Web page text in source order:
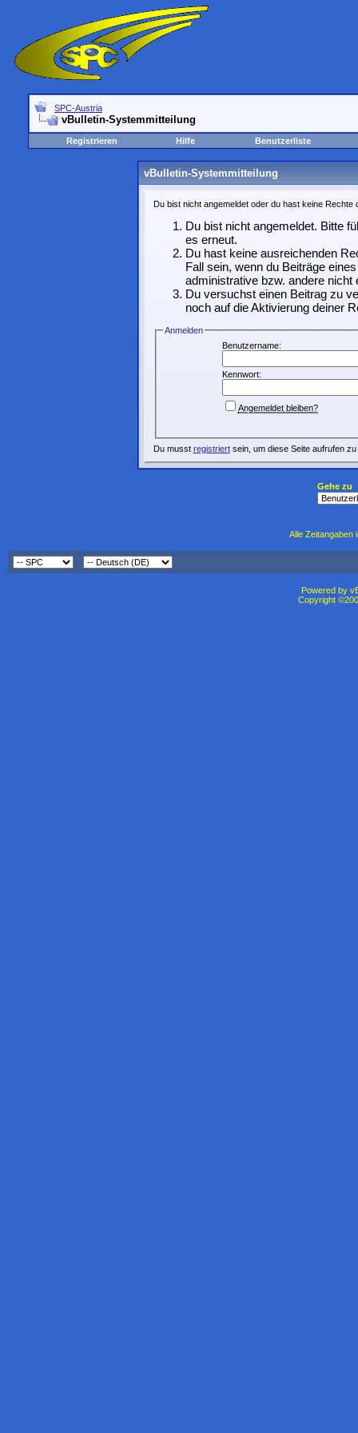
SPC-Austria
vBulletin-Systemmitteilung
Registrieren Hilfe Benutzerliste
vBulletin-Systemmitteilung
Du bist nicht angemeldet oder du hast keine
Du bist nicht angemeldet. Bitte
es erneut.
Du hast keine ausreichenden
Fall sein, wenn du Beiträge
administrative bzw. andere nicht
Du versuchst einen Beitrag zu
noch auf die Aktivierung deiner
Anmelden
Benutzername:
Kennwort:
Angemeldet bleiben?
Du musst registriertsein, um diese Seite aufrufen zu
Gehe zu
Alle Zeitangaben
Powered by
Copyright